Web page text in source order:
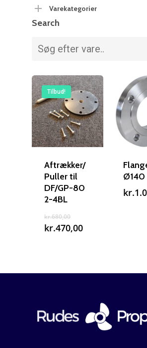
Varekategorier
Search
Tilbud!
Aftrækker/
Puller til
DF/GP-80
2-4BL
kr.680,00Den
oprindelige
kr.470,00Den
kr.470,00.
Ø140
kr.